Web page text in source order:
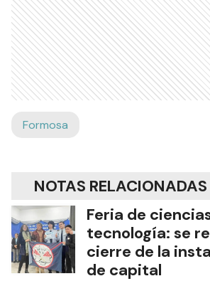
Formosa
NOTAS RELACIONADAS
Feria de
tecnología: se
cierre de la
de capital